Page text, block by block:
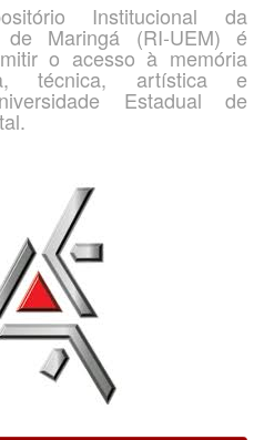
Institucional da
de Maringá (RI-UEM) é
o acesso à memória
técnica, artística e
Estadual de